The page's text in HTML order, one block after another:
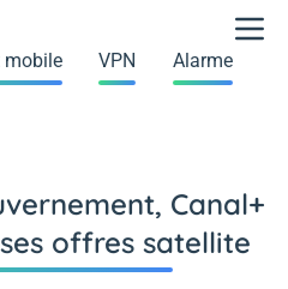
mobile VPN Alarme
Canal+
offres satellite